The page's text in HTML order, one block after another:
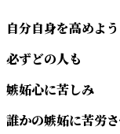
自分自身を高めよ
必ずどの人も
嫉妬心に苦しみ
誰かの嫉妬に苦労さ